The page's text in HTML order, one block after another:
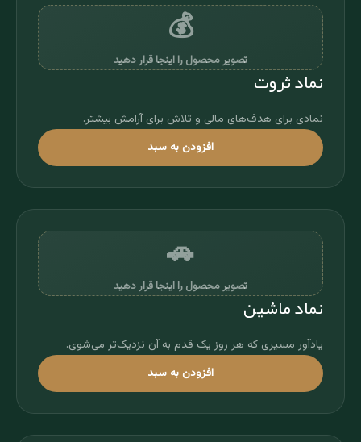
💰
تصویر محصول را اینجا قرار دهید
نماد ثروت
نمادی برای هدف‌های مالی و تلاش برای آرامش بیشتر.
افزودن به سبد
🚗
تصویر محصول را اینجا قرار دهید
نماد ماشین
یادآور مسیری که هر روز یک قدم به آن نزدیک‌تر می‌شوی.
افزودن به سبد